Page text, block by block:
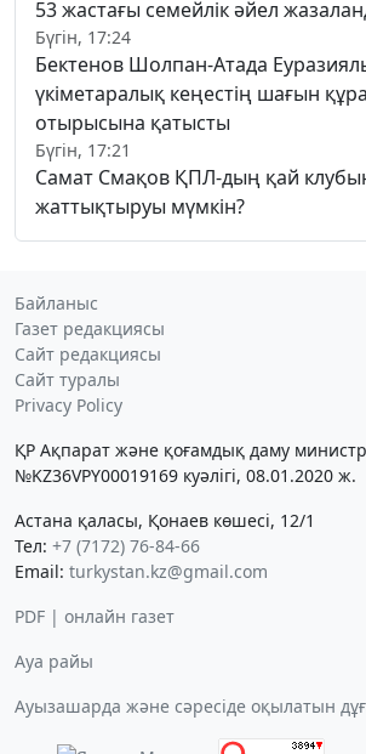
53 жастағы семейлік әйел
Бүгін, 17:24
Бектенов Шолпан-Атада
үкіметаралық кеңестің шағын
отырысына қатысты
Бүгін, 17:21
Самат Смақов ҚПЛ-дың қай
жаттықтыруы мүмкін?
Байланыс
Газет редакциясы
Сайт редакциясы
Сайт туралы
Privacy Policy
ҚР Ақпарат және қоғамдық даму
№KZ36VPY00019169 куәлігі, 08.01.2020 ж.
Астана қаласы, Қонаев көшесі, 12/1
Тел: +7 (7172) 76-84-66
Email: turkystan.kz@gmail.com
PDF | онлайн газет
Ауа райы
Ауызашарда және сәресіде оқылатын